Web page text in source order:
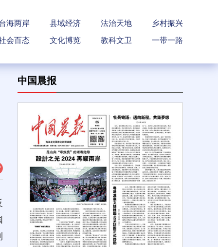
海两岸 县域经济 法治天地
乡村振兴
会百态 文化博览 教科文卫 一带一路
中国晨报